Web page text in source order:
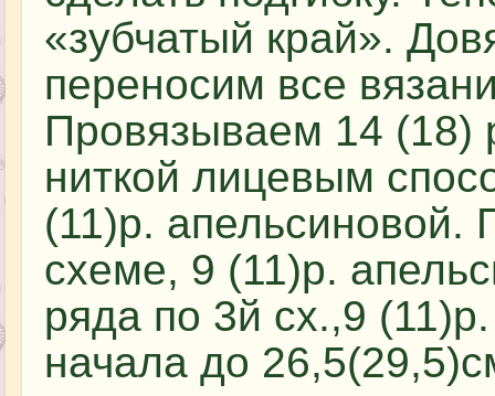
«зубчатый край».
переносим все
Провязываем 14 (18)
ниткой лицевым
(11)р.
схеме, 9 (11)р.
ряда по 3й сх.,9
начала до